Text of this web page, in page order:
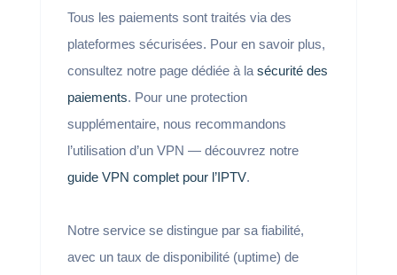
Tous les paiements sont traités via des
plateformes sécurisées. Pour en savoir plus,
consultez notre page dédiée à la sécurité des
paiements. Pour une protection
supplémentaire, nous recommandons
l’utilisation d’un VPN — découvrez notre
guide VPN complet pour l’IPTV.
Notre service se distingue par sa fiabilité,
avec un taux de disponibilité (uptime) de